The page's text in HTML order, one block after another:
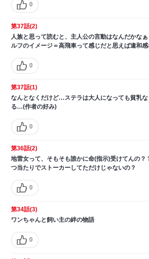
0
第37話(2)
人族と思って読むと、主人公の言動はなんだかな
ルフのイメージ＝高飛車って感じだと思えば違和
0
第37話(1)
なんとなくだけど…ステラは大人になっても貧乳
る…(作者の好み)
0
第36話(2)
地雷女って、そもそも誰かに命(指示)受けてんの？
つ当たりでストーカーしてただけじゃないの？
0
第34話(3)
ワンちゃんと飼い主の絆の物語
0